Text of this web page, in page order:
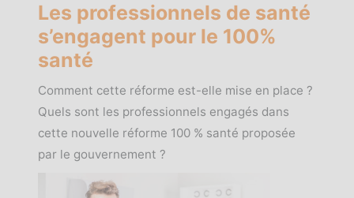
Les professionnels de santé
s’engagent pour le 100%
santé
Comment cette réforme est-elle mise en place ?
Quels sont les professionnels engagés dans
cette nouvelle réforme 100 % santé proposée
par le gouvernement ?